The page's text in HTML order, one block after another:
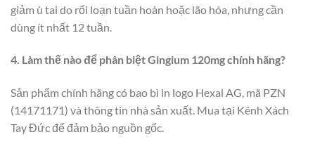
giảm ù tai do rối loạn tuần hoàn hoặc lão hóa, nhưng cần
dùng ít nhất 12 tuần.
4. Làm thế nào để phân biệt Gingium 120mg chính hãng?
Sản phẩm chính hãng có bao bì in logo Hexal AG, mã PZN
(14171171) và thông tin nhà sản xuất. Mua tại Kênh Xách
Tay Đức để đảm bảo nguồn gốc.